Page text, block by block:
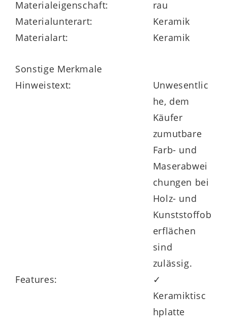
Materialeigenschaft:
rau
Materialunterart:
Keramik
Materialart:
Keramik
Sonstige Merkmale
Hinweistext:
Unwesentlic
he, dem
Käufer
zumutbare
Farb- und
Maserabwei
chungen bei
Holz- und
Kunststoffob
erflächen
sind
zulässig.
Features:
✓
Keramiktisc
hplatte